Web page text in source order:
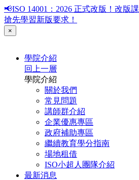
📢ISO 14001：2026 正式改版！改版
搶先學習新版要求！
×
學院介紹
回上一層
學院介紹
關於我們
常見問題
講師群介紹
企業優惠專區
政府補助專區
繼續教育學分指南
場地租借
ISO小超人團隊介紹
最新消息